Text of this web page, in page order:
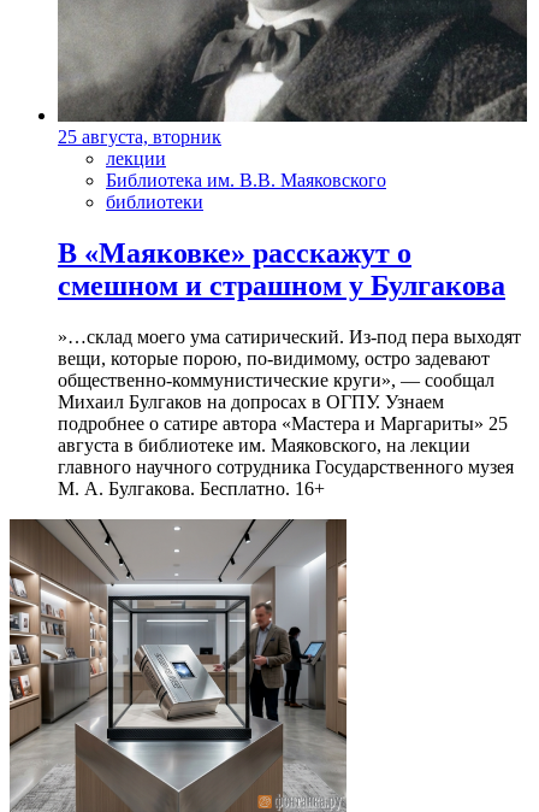
25 августа, вторник
лекции
Библиотека им. В.В. Маяковского
библиотеки
В «Маяковке» расскажут о
смешном и страшном у Булгакова
»…склад моего ума сатирический. Из-под пера выходят
вещи, которые порою, по-видимому, остро задевают
общественно-коммунистические круги», — сообщал
Михаил Булгаков на допросах в ОГПУ. Узнаем
подробнее о сатире автора «Мастера и Маргариты» 25
августа в библиотеке им. Маяковского, на лекции
главного научного сотрудника Государственного музея
М. А. Булгакова. Бесплатно. 16+